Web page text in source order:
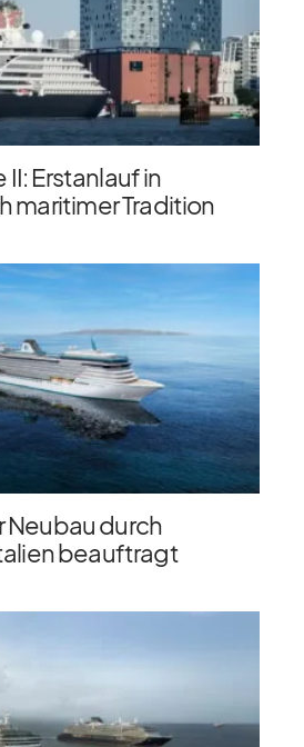
Erstanlauf in
maritimer Tradition
Neubau durch
beauftragt